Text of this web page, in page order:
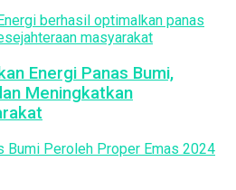
Energi Panas Bumi,
Meningkatkan